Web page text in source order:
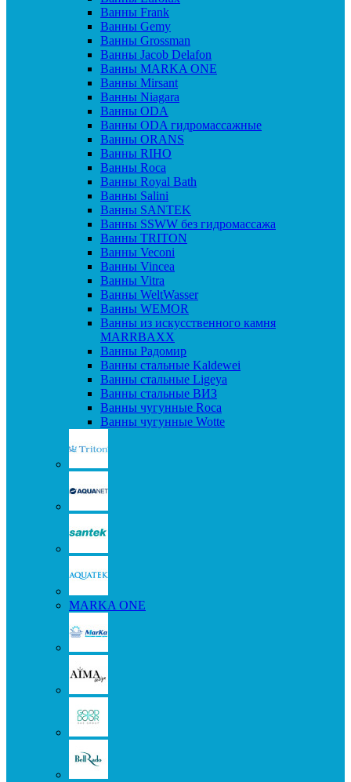
Ванны Frank
Ванны Gemy
Ванны Grossman
Ванны Jacob Delafon
Ванны MARKA ONE
Ванны Mirsant
Ванны Niagara
Ванны ODA
Ванны ODA гидромассажные
Ванны ORANS
Ванны RIHO
Ванны Roca
Ванны Royal Bath
Ванны Salini
Ванны SANTEK
Ванны SSWW без гидромассажа
Ванны TRITON
Ванны Veconi
Ванны Vincea
Ванны Vitra
Ванны WeltWasser
Ванны WEMOR
Ванны из искусственного камня
MARRBAXX
Ванны Радомир
Ванны стальные Kaldewei
Ванны стальные Ligeya
Ванны стальные ВИЗ
Ванны чугунные Roca
Ванны чугунные Wotte
MARKA ONE